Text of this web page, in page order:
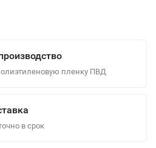
пленку ПВД
в срок